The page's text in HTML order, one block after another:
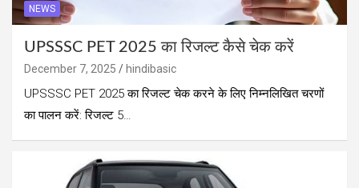
NEWS
UPSSSC PET 2025 का रिजल्ट कैसे चेक करें
December 7, 2025 hindibasic
UPSSSC PET 2025 का रिजल्ट चेक करने के लिए निम्नलिखित चरणों
का पालन करें: रिजल्ट 5…